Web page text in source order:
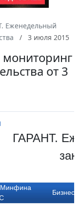
Еженедельный
3 июля 2015
от 3
ГАРАНТ.
Бизнес-